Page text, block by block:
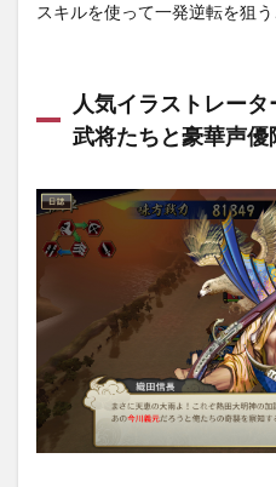
ックし
編成す
る
軍司レ
ベルを
上げよ
1.2.4
一門に
加入す
る
1.2.5
スキルを使って一発逆転を狙
人気イラストレー
武将たちと豪華声優